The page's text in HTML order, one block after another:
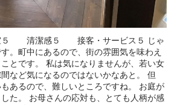
清潔感５ 接客・サービス５ じゃ
。町中にあるので、街の雰囲気を味わえ
とです。 私は気になりませんが、若い女
など気になるのではないかなあと。 但
あるので、難しいところですね。 お庭が
た。 お母さんの応対も、とても人柄が感